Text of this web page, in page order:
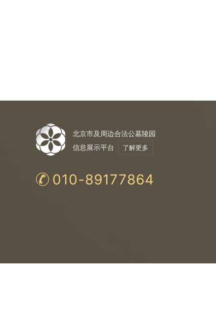
北京市及周边合法公墓陵园
信息展示平台
了解更多
010-89177864